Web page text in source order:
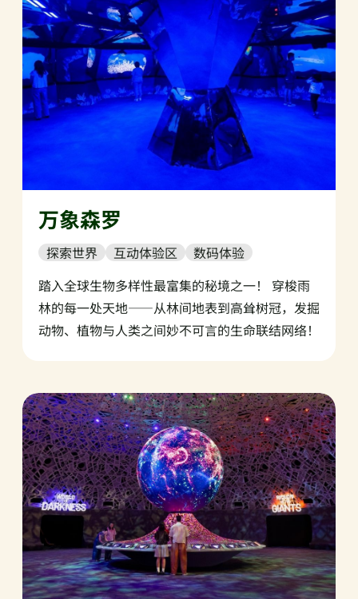
万象森罗
探索世界 互动体验区
数码体验
踏入全球生物多样性最富集的秘境之一！ 穿梭雨
林的每一处天地——从林间地表到高耸树冠，发掘
动物、植物与人类之间妙不可言的生命联结网络！